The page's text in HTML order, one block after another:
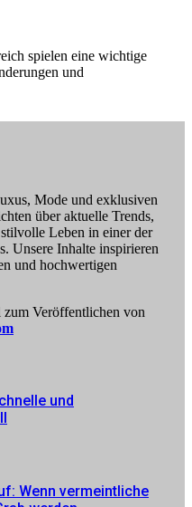
spielen eine wichtige
und
Mode und exklusiven
über aktuelle Trends,
Leben in einer der
Unsere Inhalte inspirieren
und hochwertigen
zum Veröffentlichen von
und
Wenn vermeintliche